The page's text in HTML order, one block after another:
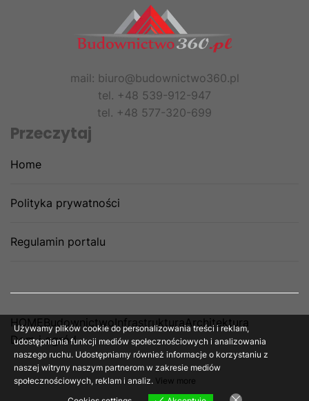
mail: biuro@budownictwo360.pl
tel. +48 539-912-947
tel. +48 577-320-699
Przeczytaj
Home
Polityka prywatności
Regulamin portalu
HOME BudownictwoInfrastrukturaArchitektura
Dom i ogród
Używamy plików cookie do personalizowania treści i reklam,
udostępniania funkcji mediów społecznościowych i analizowania
naszego ruchu. Udostępniamy również informacje o korzystaniu z
naszej witryny naszym partnerom w zakresie mediów
społecznościowych, reklam i analiz. View more